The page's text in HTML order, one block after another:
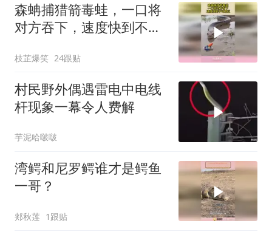
森蚺捕猎箭毒蛙，一口将
对方吞下，速度快到不可
枝芷爆笑 24跟贴
村民野外偶遇雷电中电线
杆现象一幕令人费解
芋泥哈啵啵
湾鳄和尼罗鳄谁才是鳄鱼
一哥？
郏秋莲 1跟贴